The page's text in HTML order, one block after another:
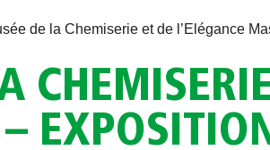
de la Chemiserie et de l’Elégance